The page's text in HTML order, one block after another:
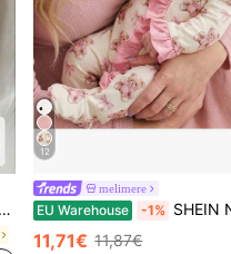
12
melimere
EU Warehouse -1% SHEIN Niedlicher gestrickter Romper mit
11,71€ 11,87€